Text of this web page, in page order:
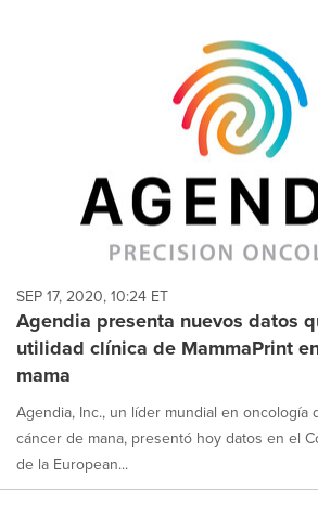
SEP 17, 2020, 10:24 ET
Agendia presenta nuevos datos
utilidad clínica de MammaPrint
mama
Agendia, Inc., un líder mundial en oncología
cáncer de mana, presentó hoy datos en el
de la European...